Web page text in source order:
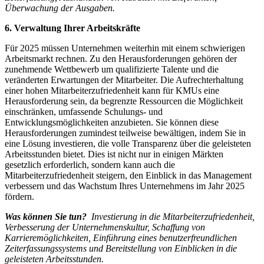
Überwachung der Ausgaben.
6. Verwaltung Ihrer Arbeitskräfte
Für 2025 müssen Unternehmen weiterhin mit einem schwierigen
Arbeitsmarkt rechnen. Zu den Herausforderungen gehören der
zunehmende Wettbewerb um qualifizierte Talente und die
veränderten Erwartungen der Mitarbeiter. Die Aufrechterhaltung
einer hohen Mitarbeiterzufriedenheit kann für KMUs eine
Herausforderung sein, da begrenzte Ressourcen die Möglichkeit
einschränken, umfassende Schulungs- und
Entwicklungsmöglichkeiten anzubieten. Sie können diese
Herausforderungen zumindest teilweise bewältigen, indem Sie in
eine Lösung investieren, die volle Transparenz über die geleisteten
Arbeitsstunden bietet. Dies ist nicht nur in einigen Märkten
gesetzlich erforderlich, sondern kann auch die
Mitarbeiterzufriedenheit steigern, den Einblick in das Management
verbessern und das Wachstum Ihres Unternehmens im Jahr 2025
fördern.
Was können Sie tun? Investierung in die Mitarbeiterzufriedenheit,
Verbesserung der Unternehmenskultur, Schaffung von
Karrieremöglichkeiten, Einführung eines benutzerfreundlichen
Zeiterfassungssystems und Bereitstellung von Einblicken in die
geleisteten Arbeitsstunden.